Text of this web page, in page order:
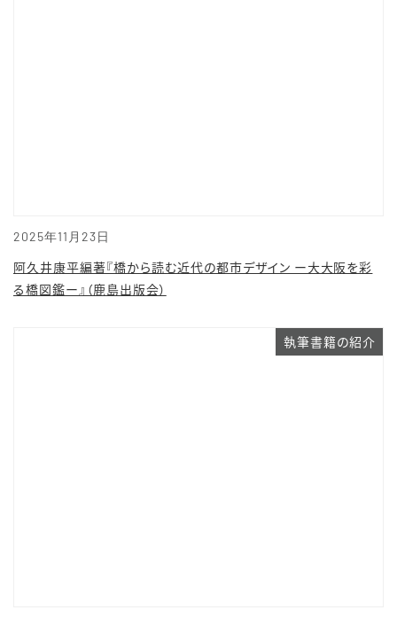
2025年11月23日
阿久井康平編著『橋から読む近代の都市デザイン ー大大阪を彩
る橋図鑑ー』（鹿島出版会）
執筆書籍の紹介